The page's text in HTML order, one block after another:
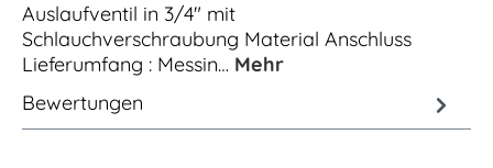
Auslaufventil in 3/4" mit
Schlauchverschraubung Material Anschluss
Lieferumfang : Messin… Mehr
Bewertungen